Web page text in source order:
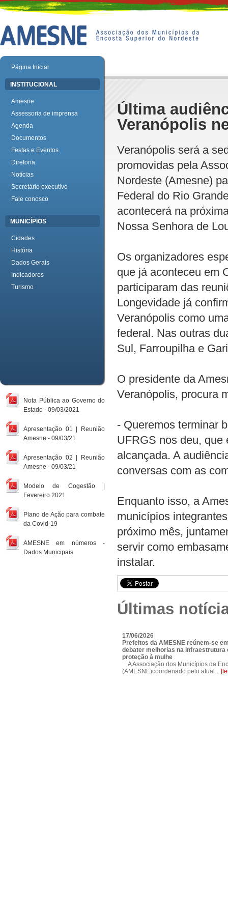
Página Inicial
INSTITUCIONAL
Amesne
Assessoria de imprensa
Agenda
Documentos
Festas e Eventos
Diretoria
Notícias
Secretário executivo
Fale conosco
MUNICÍPIOS
Cidades
História
Dados Gerais
Indicadores
Turismo
Nota Pública ao Governo do
Estado - 09/03/2021
Apresentação 01 | Reunião
Amesne - 09/03/21
Apresentação 02 | Reunião
Amesne - 09/03/21
Modelo de Cogestão |
Fevereiro 2021
Plano de Ação para combate
da Covid-19
AMESNE em números -
Dados Municipais
Última
Veranópolis
Veranópolis será a
promovidas pela
Nordeste (Amesne)
Federal do Rio
acontecerá na
Nossa Senhora de
Os organizadores
que já aconteceu em
participaram das
Longevidade já
Veranópolis como
federal. Nas outras
Sul, Farroupilha e
O presidente da
Veranópolis, procura
- Queremos terminar
UFRGS nos deu, que
alcançada. A
conversas com as
Enquanto isso, a
municípios
próximo mês,
servir como
instalar.
Últimas
17/06/2026
Prefeitos da AMESNE reúnem-se
debater melhorias na infraestrutura
proteção à mulhe
A Associação dos Municípios da
(AMESNE)coordenado pelo atual...